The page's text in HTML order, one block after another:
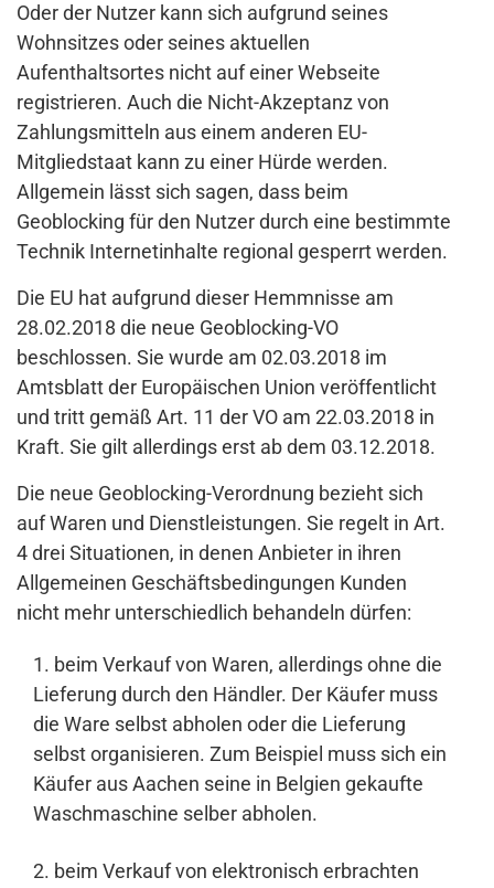
Oder der Nutzer kann sich aufgrund seines
Wohnsitzes oder seines aktuellen
Aufenthaltsortes nicht auf einer Webseite
registrieren. Auch die Nicht-Akzeptanz von
Zahlungsmitteln aus einem anderen EU-
Mitgliedstaat kann zu einer Hürde werden.
Allgemein lässt sich sagen, dass beim
Geoblocking für den Nutzer durch eine bestimmte
Technik Internetinhalte regional gesperrt werden.
Die EU hat aufgrund dieser Hemmnisse am
28.02.2018 die neue Geoblocking-VO
beschlossen. Sie wurde am 02.03.2018 im
Amtsblatt der Europäischen Union veröffentlicht
und tritt gemäß Art. 11 der VO am 22.03.2018 in
Kraft. Sie gilt allerdings erst ab dem 03.12.2018.
Die neue Geoblocking-Verordnung bezieht sich
auf Waren und Dienstleistungen. Sie regelt in Art.
4 drei Situationen, in denen Anbieter in ihren
Allgemeinen Geschäftsbedingungen Kunden
nicht mehr unterschiedlich behandeln dürfen:
beim Verkauf von Waren, allerdings ohne die
Lieferung durch den Händler. Der Käufer muss
die Ware selbst abholen oder die Lieferung
selbst organisieren. Zum Beispiel muss sich ein
Käufer aus Aachen seine in Belgien gekaufte
Waschmaschine selber abholen.
beim Verkauf von elektronisch erbrachten